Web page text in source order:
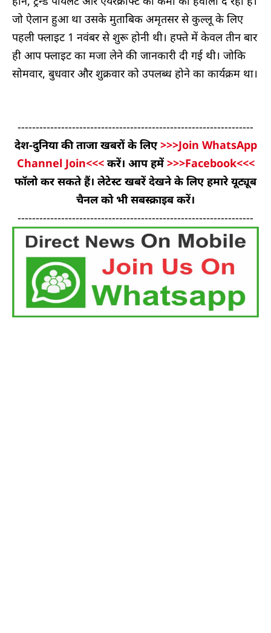
जो ऐलान हुआ था उसके मुताबिक ​अमृतसर से कुल्लू के लिए
पहली फ्लाइट 1 नवंबर से शुरू होनी थी। हफ्ते में केवल तीन बार
ही आप फ्लाइट का मजा लेने की जानकारी दी गई थी। जोकि
सोमवार, बुधवार और शुक्रवार को उपलब्ध होने का कार्यक्रम था।
-----------------------------------------------------------------
देश-दुनिया की ताजा खबरों के लिए>>>Join WhatsApp
Channel Join<<< करें। आप हमें>>>Facebook<<<
फॉलो कर सकते हैं। लेटेस्ट खबरें देखने के लिए हमारे यूट्यूब
चैनल को भी सबस्क्राइब करें।
-----------------------------------------------------------------